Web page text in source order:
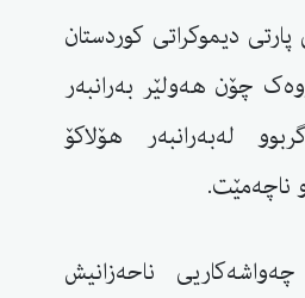
دیموکراتی کوردستان
چۆن هەولێر بەرانبەر
لەبەرانبەر هۆلاکۆ
ناچەمێت.
ناحەزانیش